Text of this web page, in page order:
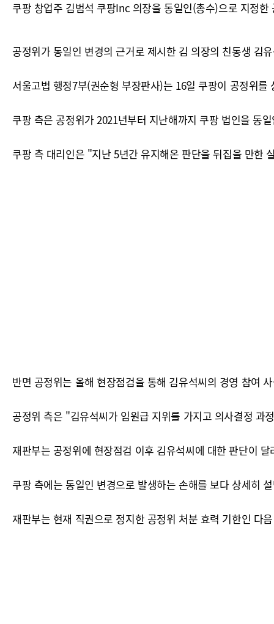
쿠팡 창업주 김범석 쿠팡Inc 의장을 동일인(총수)으로 지정
공정위가 동일인 변경의 근거로 제시한 김 의장의 친동생 김
서울고법 행정7부(권순형 부장판사)는 16일 쿠팡이 공정위
쿠팡 측은 공정위가 2021년부터 지난해까지 쿠팡 법인을 동
쿠팡 측 대리인은 "지난 5년간 유지해온 판단을 뒤집을 만한
반면 공정위는 올해 현장점검을 통해 김유석씨의 경영 참여
공정위 측은 "김유석씨가 임원급 지위를 가지고 의사결정
재판부는 공정위에 현장점검 이후 김유석씨에 대한 판단이
쿠팡 측에는 동일인 변경으로 발생하는 손해를 보다 상세히
재판부는 현재 직권으로 정지한 공정위 처분 효력 기한인 다